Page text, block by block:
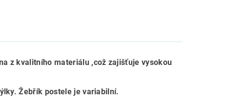
z kvalitního materiálu ,což zajišťuje vysokou
Žebřík postele je variabilní.